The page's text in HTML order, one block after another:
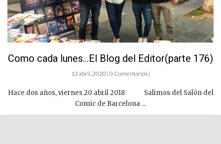
Como cada lunes…El Blog del Editor(parte 176)
13 abril, 2020 | 0 Comentarios |
Hace dos años, viernes 20 abril 2018 Salimos del Salón del
Comic de Barcelona ...